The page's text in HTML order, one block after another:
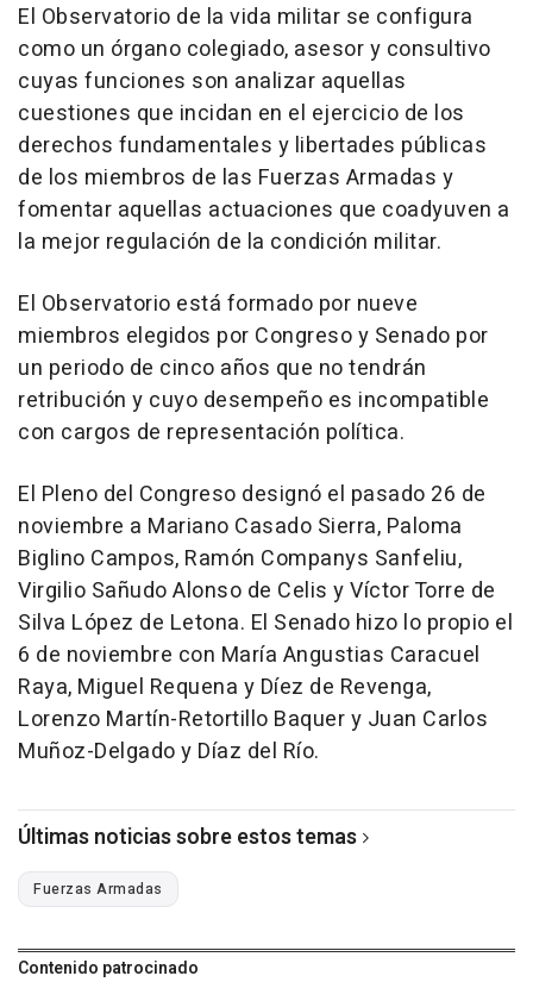
El Observatorio de la vida militar se configura
como un órgano colegiado, asesor y consultivo
cuyas funciones son analizar aquellas
cuestiones que incidan en el ejercicio de los
derechos fundamentales y libertades públicas
de los miembros de las Fuerzas Armadas y
fomentar aquellas actuaciones que coadyuven a
la mejor regulación de la condición militar.
El Observatorio está formado por nueve
miembros elegidos por Congreso y Senado por
un periodo de cinco años que no tendrán
retribución y cuyo desempeño es incompatible
con cargos de representación política.
El Pleno del Congreso designó el pasado 26 de
noviembre a Mariano Casado Sierra, Paloma
Biglino Campos, Ramón Companys Sanfeliu,
Virgilio Sañudo Alonso de Celis y Víctor Torre de
Silva López de Letona. El Senado hizo lo propio el
6 de noviembre con María Angustias Caracuel
Raya, Miguel Requena y Díez de Revenga,
Lorenzo Martín-Retortillo Baquer y Juan Carlos
Muñoz-Delgado y Díaz del Río.
Últimas noticias sobre estos temas
Fuerzas Armadas
Contenido patrocinado